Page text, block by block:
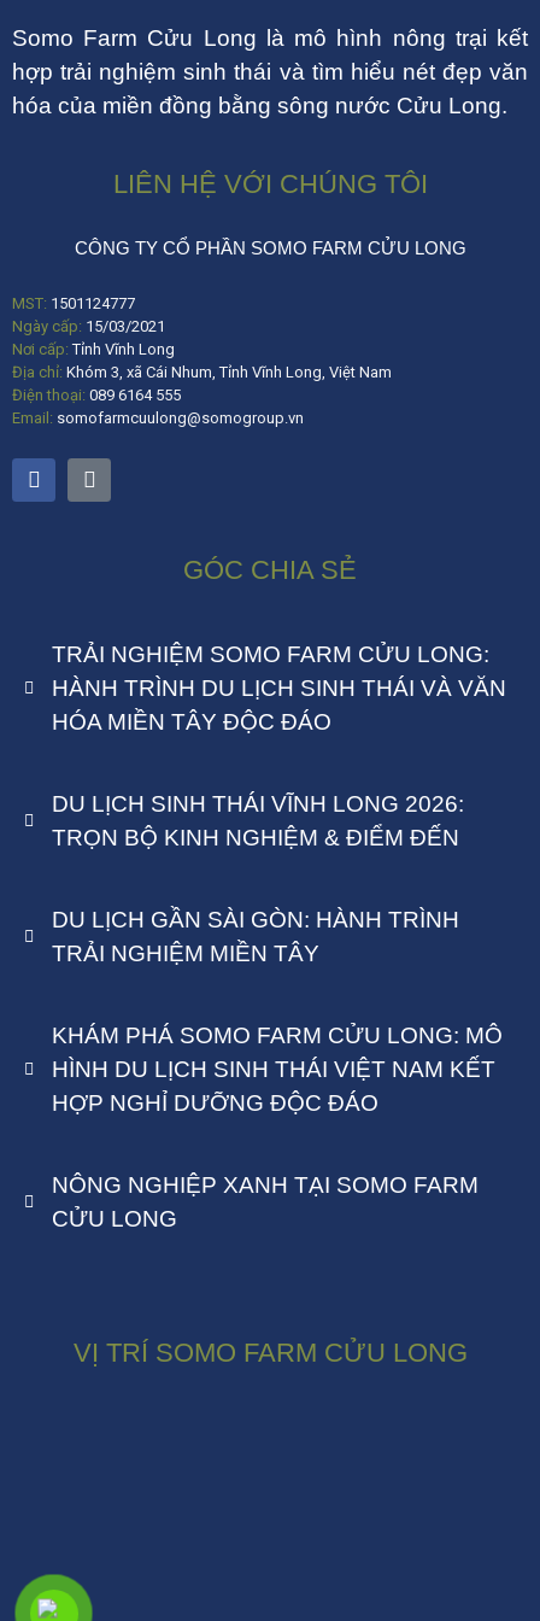
Somo Farm Cửu Long là mô hình nông trại kết
hợp trải nghiệm sinh thái và tìm hiểu nét đẹp văn
hóa của miền đồng bằng sông nước Cửu Long.
LIÊN HỆ VỚI CHÚNG TÔI
CÔNG TY CỔ PHẦN SOMO FARM CỬU LONG
MST: 1501124777
Ngày cấp: 15/03/2021
Nơi cấp:Tỉnh Vĩnh Long
Địa chỉ: Khóm 3, xã Cái Nhum, Tỉnh Vĩnh Long, Việt Nam
Điện thoại: 089 6164 555
Email: somofarmcuulong@somogroup.vn
GÓC CHIA SẺ
TRẢI NGHIỆM SOMO FARM CỬU LONG:
HÀNH TRÌNH DU LỊCH SINH THÁI VÀ VĂN
HÓA MIỀN TÂY ĐỘC ĐÁO
DU LỊCH SINH THÁI VĨNH LONG 2026:
TRỌN BỘ KINH NGHIỆM & ĐIỂM ĐẾN
DU LỊCH GẦN SÀI GÒN: HÀNH TRÌNH
TRẢI NGHIỆM MIỀN TÂY
KHÁM PHÁ SOMO FARM CỬU LONG: MÔ
HÌNH DU LỊCH SINH THÁI VIỆT NAM KẾT
HỢP NGHỈ DƯỠNG ĐỘC ĐÁO
NÔNG NGHIỆP XANH TẠI SOMO FARM
CỬU LONG
VỊ TRÍ SOMO FARM CỬU LONG